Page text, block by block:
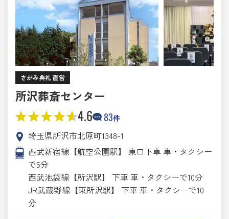
さがみ典礼 直営
所沢葬斎センター
4.6 83件
埼玉県所沢市北原町1348-1
西武新宿線【航空公園駅】 東口下車 車・タクシー
で5分
西武池袋線【所沢駅】 下車 車・タクシーで10分
JR武蔵野線【東所沢駅】 下車 車・タクシーで10
分